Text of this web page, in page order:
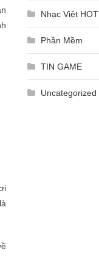
Nhạc Việt HOT
Phần Mềm
TIN GAME
Uncategorized